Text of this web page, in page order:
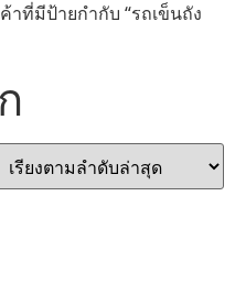
าที่มีป้ายกำกับ “รถเข็นถัง